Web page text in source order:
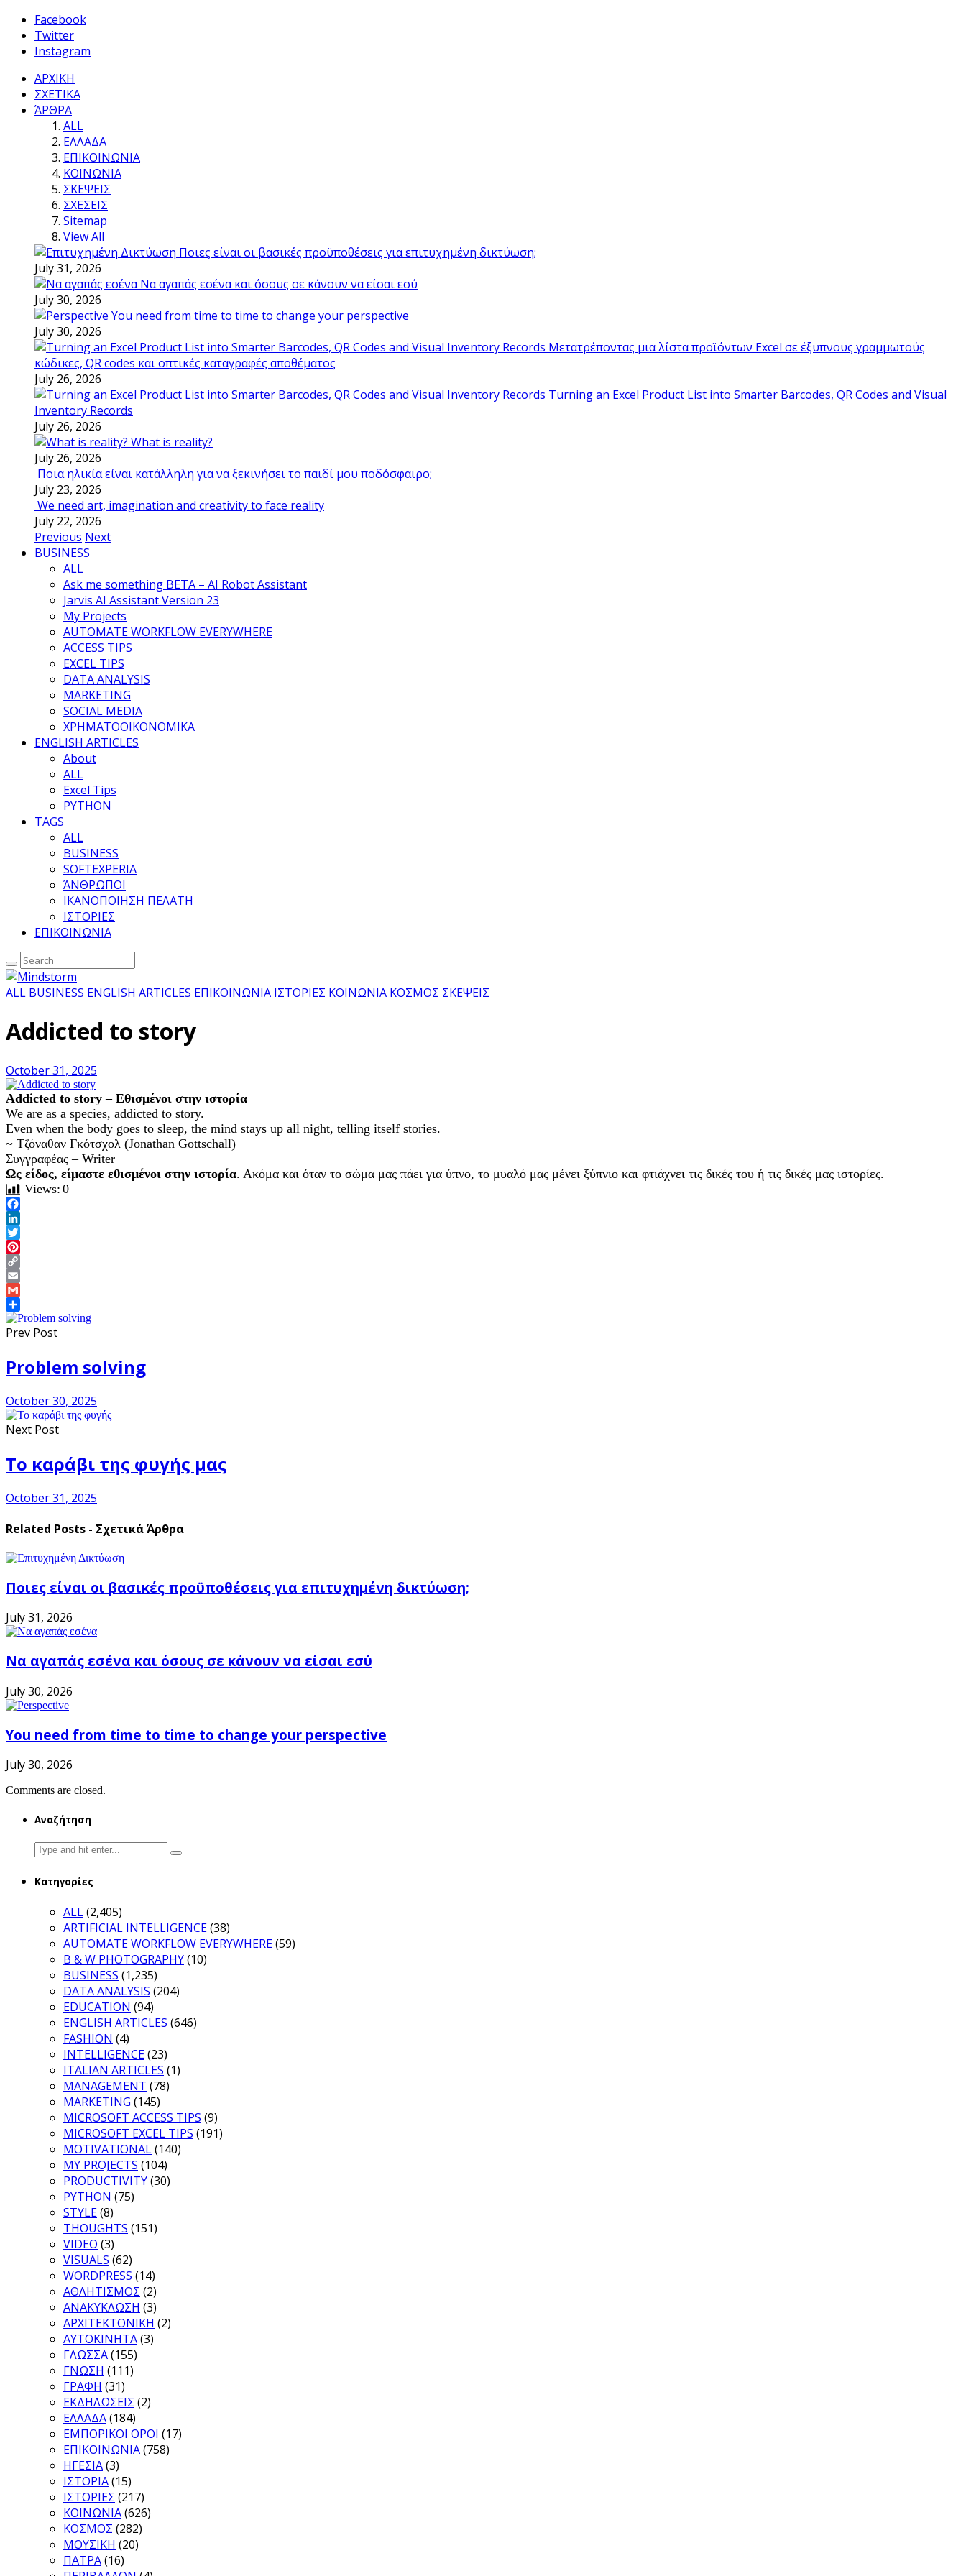
Facebook
Twitter
Instagram
ΑΡΧΙΚΗ
ΣΧΕΤΙΚΑ
ΆΡΘΡΑ
ALL
ΕΛΛΑΔΑ
ΕΠΙΚΟΙΝΩΝΙΑ
ΚΟΙΝΩΝΙΑ
ΣΚΕΨΕΙΣ
ΣΧΕΣΕΙΣ
Sitemap
View All
Ποιες είναι οι βασικές προϋποθέσεις για επιτυχημένη δικτύωση;
July 31, 2026
Να αγαπάς εσένα και όσους σε κάνουν να είσαι εσύ
July 30, 2026
You need from time to time to change your perspective
July 30, 2026
Μετατρέποντας μια λίστα προϊόντων Excel σε έξυπνους γραμμωτούς
κώδικες, QR codes και οπτικές καταγραφές αποθέματος
July 26, 2026
Turning an Excel Product List into Smarter Barcodes, QR Codes and Visual
Inventory Records
July 26, 2026
What is reality?
July 26, 2026
Ποια ηλικία είναι κατάλληλη για να ξεκινήσει το παιδί μου ποδόσφαιρο;
July 23, 2026
We need art, imagination and creativity to face reality
July 22, 2026
Previous Next
BUSINESS
ALL
Ask me something BETA – AI Robot Assistant
Jarvis AI Assistant Version 23
My Projects
AUTOMATE WORKFLOW EVERYWHERE
ACCESS TIPS
EXCEL TIPS
DATA ANALYSIS
MARKETING
SOCIAL MEDIA
ΧΡΗΜΑΤΟΟΙΚΟΝΟΜΙΚΑ
ENGLISH ARTICLES
About
ALL
Excel Tips
PYTHON
TAGS
ALL
BUSINESS
SOFTEXPERIA
ΆΝΘΡΩΠΟΙ
ΙΚΑΝΟΠΟΙΗΣΗ ΠΕΛΑΤΗ
ΙΣΤΟΡΙΕΣ
ΕΠΙΚΟΙΝΩΝΙΑ
ALL BUSINESS ENGLISH ARTICLES ΕΠΙΚΟΙΝΩΝΙΑ ΙΣΤΟΡΙΕΣ ΚΟΙΝΩΝΙΑ ΚΟΣΜΟΣ ΣΚΕΨΕΙΣ
Addicted to story
October 31, 2025
Addicted to story – Εθισμένοι στην ιστορία
We are as a species, addicted to story.
Even when the body goes to sleep, the mind stays up all night, telling itself stories.
~ Τζόναθαν Γκότσχολ (Jonathan Gottschall)
Συγγραφέας – Writer
Ως είδος, είμαστε εθισμένοι στην ιστορία. Ακόμα και όταν το σώμα μας πάει για ύπνο, το μυαλό μας μένει ξύπνιο και φτιάχνει τις δικές του ή τις δικές μας ιστορίες.
Views: 0
Facebook
LinkedIn
Twitter
Pinterest
Copy
Link
Email
Gmail
Share
Prev Post
Problem solving
October 30, 2025
Next Post
Το καράβι της φυγής μας
October 31, 2025
Related Posts - Σχετικά Άρθρα
Ποιες είναι οι βασικές προϋποθέσεις για επιτυχημένη δικτύωση;
July 31, 2026
Να αγαπάς εσένα και όσους σε κάνουν να είσαι εσύ
July 30, 2026
You need from time to time to change your perspective
July 30, 2026
Comments are closed.
Αναζήτηση
Search
for:
Κατηγορίες
ALL(2,405)
ARTIFICIAL INTELLIGENCE(38)
AUTOMATE WORKFLOW EVERYWHERE(59)
B & W PHOTOGRAPHY(10)
BUSINESS (1,235)
DATA ANALYSIS (204)
EDUCATION (94)
ENGLISH ARTICLES (646)
FASHION (4)
INTELLIGENCE(23)
ITALIAN ARTICLES (1)
MANAGEMENT (78)
MARKETING (145)
MICROSOFT ACCESS TIPS (9)
MICROSOFT EXCEL TIPS (191)
MOTIVATIONAL(140)
MY PROJECTS (104)
PRODUCTIVITY(30)
PYTHON (75)
STYLE(8)
THOUGHTS (151)
VIDEO (3)
VISUALS (62)
WORDPRESS (14)
ΑΘΛΗΤΙΣΜΟΣ (2)
ΑΝΑΚΥΚΛΩΣΗ (3)
ΑΡΧΙΤΕΚΤΟΝΙΚΗ (2)
ΑΥΤΟΚΙΝΗΤΑ(3)
ΓΛΩΣΣΑ(155)
ΓΝΩΣΗ (111)
ΓΡΑΦΗ (31)
ΕΚΔΗΛΩΣΕΙΣ (2)
ΕΛΛΑΔΑ(184)
ΕΜΠΟΡΙΚΟΙ ΟΡΟΙ (17)
ΕΠΙΚΟΙΝΩΝΙΑ(758)
ΗΓΕΣΙΑ(3)
ΙΣΤΟΡΙΑ(15)
ΙΣΤΟΡΙΕΣ (217)
ΚΟΙΝΩΝΙΑ(626)
ΚΟΣΜΟΣ (282)
ΜΟΥΣΙΚΗ (20)
ΠΑΤΡΑ(16)